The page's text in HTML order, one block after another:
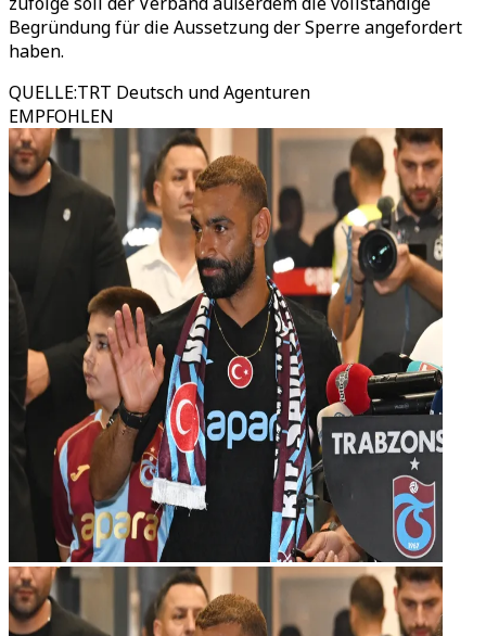
Begründung für die Aussetzung der Sperre angefordert
haben.
QUELLE:TRT Deutsch und Agenturen
EMPFOHLEN